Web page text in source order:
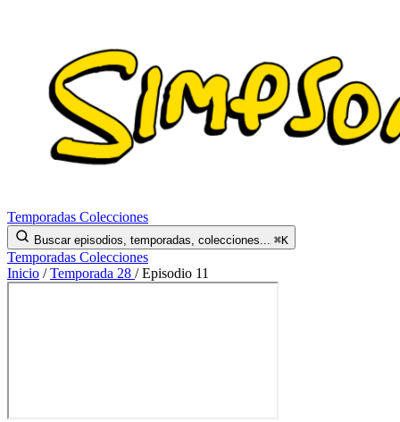
Temporadas Colecciones
Buscar episodios, temporadas, colecciones... ⌘K
Temporadas Colecciones
Inicio / Temporada 28 / Episodio 11